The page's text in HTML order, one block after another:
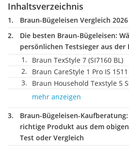
Inhaltsverzeichnis
Braun-Bügeleisen Vergleich 2026
Die besten Braun-Bügeleisen:
persönlichen Testsieger aus der
Braun TexStyle 7 (SI7160 BL)
Braun CareStyle 1 Pro IS 1511
Braun Household Texstyle 5
mehr anzeigen
Braun-Bügeleisen-Kaufberatung
richtige Produkt aus dem
Test oder Vergleich